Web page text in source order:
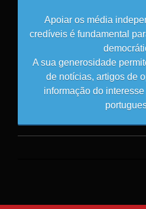
Apoiar os média
credíveis é fundamental
A sua generosidade
de notícias, artigos de
informação do